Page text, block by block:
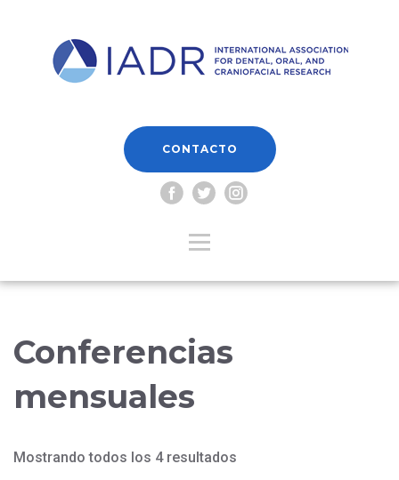
CONTACTO
Conferencias
mensuales
Mostrando todos los 4 resultados